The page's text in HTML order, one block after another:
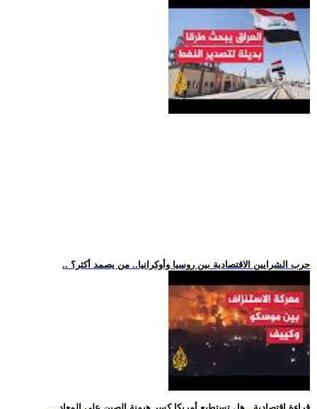
.. حرب الشرايين الاقتصادية بين روسيا وأوكرانيا.. من يصمد أكثر؟